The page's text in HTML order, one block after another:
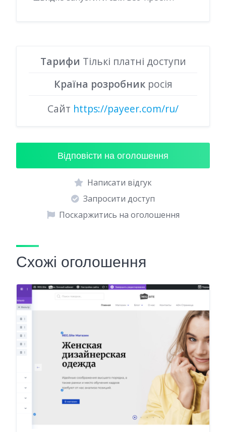
Тарифи Тількі платні доступи
Країна розробникросія
Сайт https://payeer.com/ru/
Відповісти на оголошення
Написати відгук
Запросити доступ
Поскаржитись на оголошення
Схожі оголошення